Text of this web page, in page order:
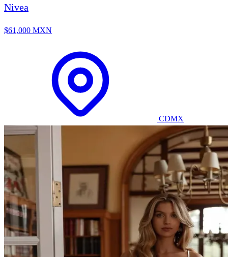
Nivea
$61,000 MXN
CDMX